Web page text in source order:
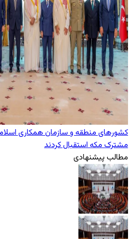
کشورهای منطقه و سازمان همکاری
مشترک مکه استقبال کردند
مطالب پیشنهادی